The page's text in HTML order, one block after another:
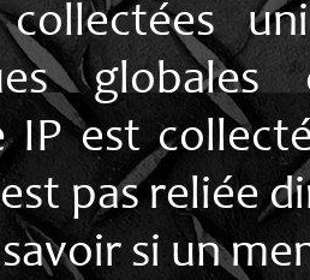
IP est
pas reliée
si un